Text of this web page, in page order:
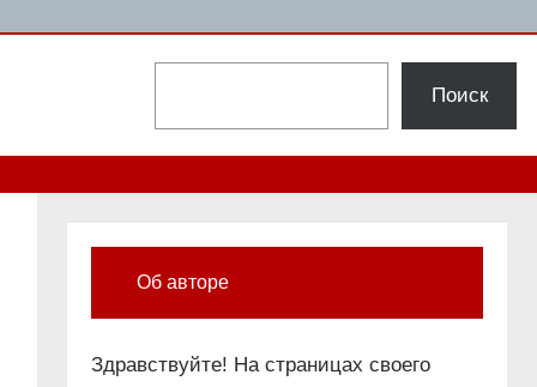
Поиск
Об авторе
Здравствуйте! На страницах своего